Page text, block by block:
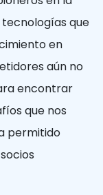
que
en
aún no
encontrar
que nos
permitido